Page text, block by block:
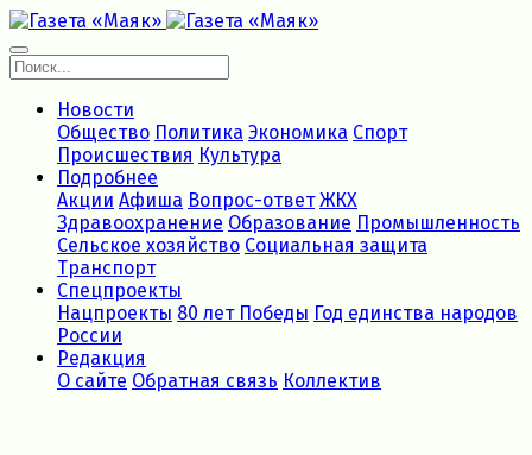
Новости
Общество Политика Экономика Спорт
Происшествия Культура
Подробнее
Акции Афиша Вопрос-ответ ЖКХ
Здравоохранение Образование Промышленность
Сельское хозяйство Социальная защита
Транспорт
Спецпроекты
Нацпроекты 80 лет Победы Год единства народов
России
Редакция
О сайте Обратная связь Коллектив